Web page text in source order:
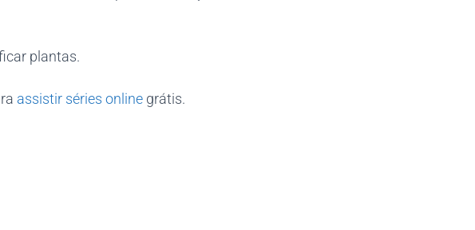
plantas.
assistir séries online grátis.